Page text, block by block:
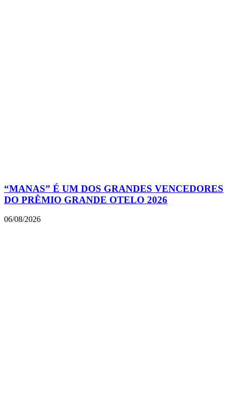
“MANAS” É UM DOS GRANDES VENCEDORES
DO PRÊMIO GRANDE OTELO 2026
06/08/2026